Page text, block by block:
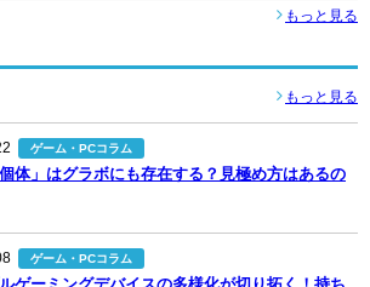
もっと見る
もっと見る
ゲーム・PCコラム
個体」はグラボにも存在する？見極め方はあるの
ゲーム・PCコラム